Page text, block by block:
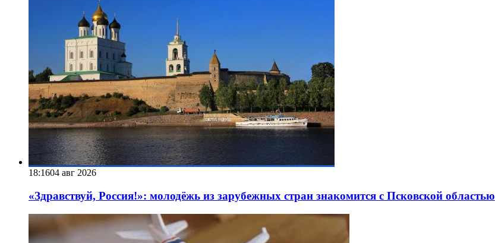
18:1604 авг 2026
«Здравствуй, Россия!»: молодёжь из зарубежных стран знакомится с Псковской областью